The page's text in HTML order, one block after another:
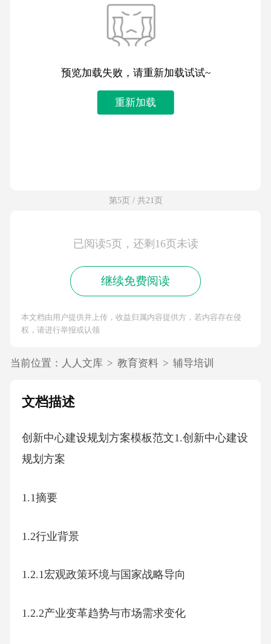
预览加载失败，请重新加载试试~
重新加载
第5页 / 共21页
已阅读5页，还剩16页未读
继续免费阅读
本文档由用户提供并上传，收益归属内容提供方，若内容存在侵
权，请进行举报或认领
当前位置： 人人文库 > 教育资料 > 辅导培训
文档描述
创新中心建设规划方案模板范文1.创新中心建设
规划方案
1.1摘要
1.2行业背景
1.2.1宏观政策环境与国家战略导向
1.2.2产业变革趋势与市场需求变化